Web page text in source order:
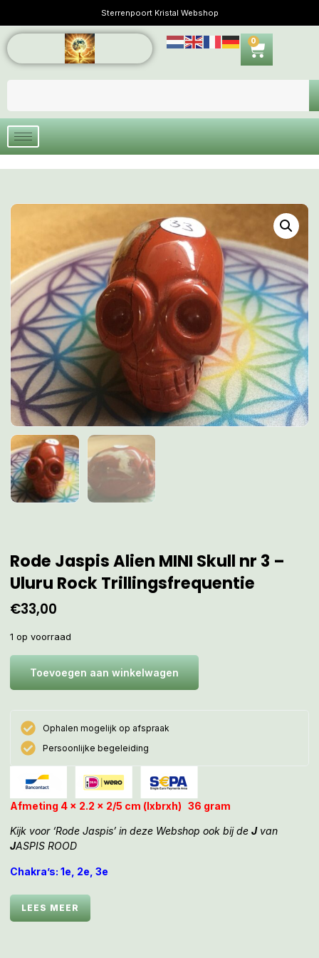
Sterrenpoort Kristal Webshop
0
Rode Jaspis Alien MINI Skull nr 3 –
Uluru Rock Trillingsfrequentie
€33,00
1 op voorraad
Toevoegen aan winkelwagen
Ophalen mogelijk op afspraak
Persoonlijke begeleiding
Afmeting 4 x 2.2 x 2/5 cm (lxbrxh) 36 gram
Kijk voor ‘Rode Jaspis’ in deze Webshop ook bij de Jvan
JASPIS ROOD
Chakra’s: 1e, 2e, 3e
Ik behoor tot een groep Aliens die samen met de Rode
Vuurdraken op en neer te reizen tussen Rode Planeten en
LEES MEER